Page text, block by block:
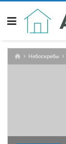
Skip
content
Небоскребы